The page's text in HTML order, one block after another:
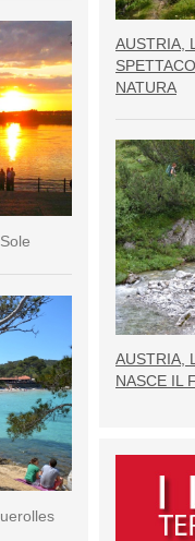
AUSTRIA,
NATURA
AUSTRIA,
NASCE IL